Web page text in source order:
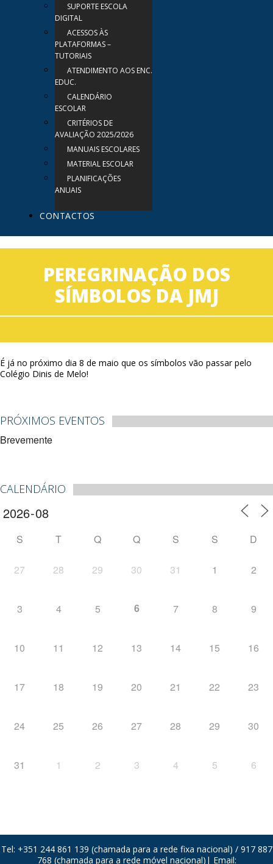
SUPORTE ESCOLA
DIGITAL
ACESSOS ÀS
PLATAFORMAS –
TUTORIAIS
ATENDIMENTO AOS ENC.
EDUC.
CALENDÁRIO
ESCOLAR
CRITÉRIOS DE
AVALIAÇÃO 2025/2026
MANUAIS ESCOLARES
MATERIAL ESCOLAR
PLANIFICAÇÕES
ANUAIS
CONTACTOS
PEREGRINAÇÃO DOS
SÍMBOLOS DA JMJ
É já no próximo dia 8 de maio que os símbolos vão passar pelo
Colégio Dinis de Melo!
PRÓXIMOS EVENTOS
Brevemente
CALENDÁRIO
S T Q Q S S D
27 28 29 30 31 1 2
3 4 5 6 7 8 9
10 11 12 13 14 15 16
17 18 19 20 21 22 23
24 25 26 27 28 29 30
31 1 2 3 4 5 6
Tel: +351 244 861 139 (chamada para a rede fixa nacional) / 917 887
768 (chamada para a rede móvel nacional)| Email: